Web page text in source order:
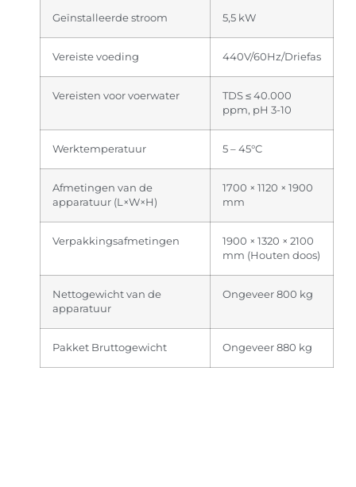
Geïnstalleerde stroom 5,5 kW
Vereiste voeding 440V/60Hz/Driefas
Vereisten voor voerwater
TDS ≤ 40.000
ppm, pH 3-10
Werktemperatuur 5 – 45°C
Afmetingen van de
apparatuur (L×W×H)
1700 × 1120 × 1900
mm
Verpakkingsafmetingen
1900 × 1320 × 2100
mm (Houten doos)
Nettogewicht van de
apparatuur
Ongeveer 800 kg
Pakket Bruttogewicht Ongeveer 880 kg